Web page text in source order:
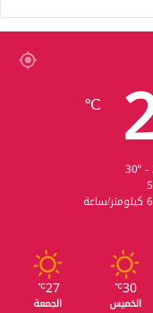
℃
30
℃
الخميس
27
℃
الجمعة